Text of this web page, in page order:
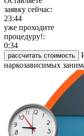
заявку сейчас:
23:44
уже проходите
процедуру!:
0:34
рассчитать стоимость
наркозависимых